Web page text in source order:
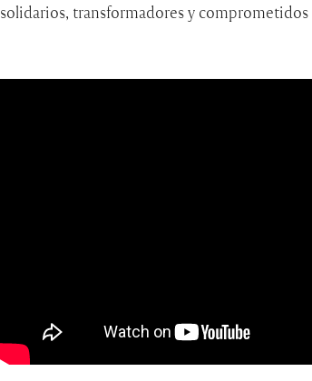
solidarios, transformadores y comprometidos